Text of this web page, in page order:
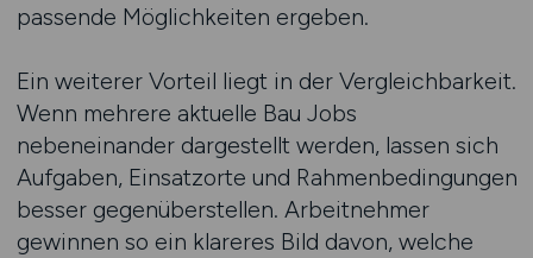
passende Möglichkeiten ergeben.
Ein weiterer Vorteil liegt in der Vergleichbarkeit.
Wenn mehrere aktuelle Bau Jobs
nebeneinander dargestellt werden, lassen sich
Aufgaben, Einsatzorte und Rahmenbedingungen
besser gegenüberstellen. Arbeitnehmer
gewinnen so ein klareres Bild davon, welche